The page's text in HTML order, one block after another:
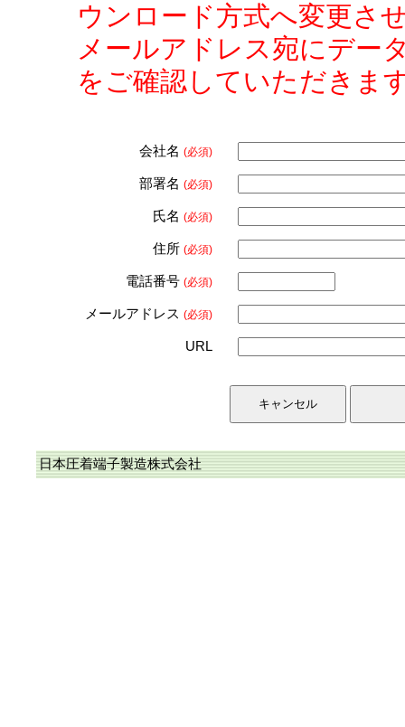
ウンロード方式へ変更さ
メールアドレス宛にデー
をご確認していただきま
会社名 (必須)
部署名 (必須)
氏名 (必須)
住所 (必須)
電話番号 (必須)
メールアドレス (必須)
URL
日本圧着端子製造株式会社